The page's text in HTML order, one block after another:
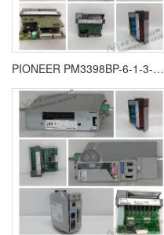
PIONEER PM3398BP-6-1-3-E 欧美进口 质保一年